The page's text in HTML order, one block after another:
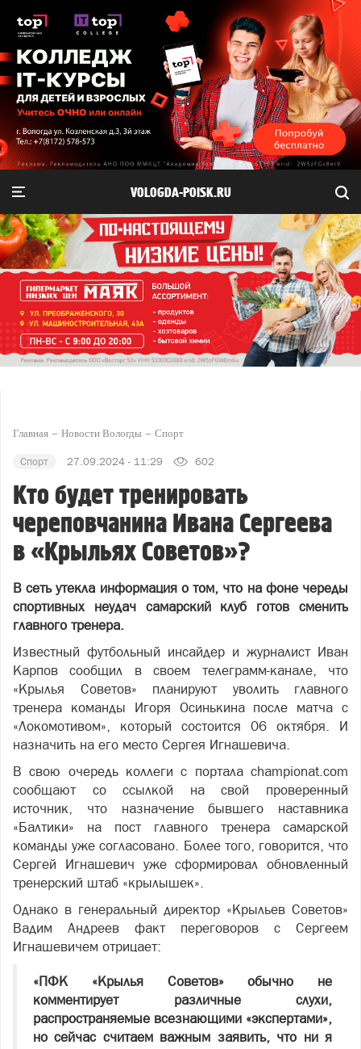
VOLOGDA-POISK.RU
Главная Новости Вологды Спорт
Спорт 27.09.2024 - 11:29 602
Кто будет тренировать
череповчанина Ивана Сергеева
в «Крыльях Советов»?
В сеть утекла информация о том, что на фоне череды
спортивных неудач самарский клуб готов сменить
главного тренера.
Известный футбольный инсайдер и журналист Иван
Карпов сообщил в своем телеграмм-канале, что
«Крылья Советов» планируют уволить главного
тренера команды Игоря Осинькина после матча с
«Локомотивом», который состоится 06 октября. И
назначить на его место Сергея Игнашевича.
В свою очередь коллеги с портала championat.com
сообщают со ссылкой на свой проверенный
источник, что назначение бывшего наставника
«Балтики» на пост главного тренера самарской
команды уже согласовано. Более того, говорится, что
Сергей Игнашевич уже сформировал обновленный
тренерский штаб «крылышек».
Однако в генеральный директор «Крыльев Советов»
Вадим Андреев факт переговоров с Сергеем
Игнашевичем отрицает:
«ПФК «Крылья Советов» обычно не
комментирует различные слухи,
распространяемые всезнающими «экспертами»,
но сейчас считаем важным заявить, что ни я